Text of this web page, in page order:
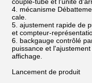
4. mécanisme
cale.
5. ajustement rapide de
et compteur-
6. backgauge contrôlé
puissance et
affichage.
Lancement de produit